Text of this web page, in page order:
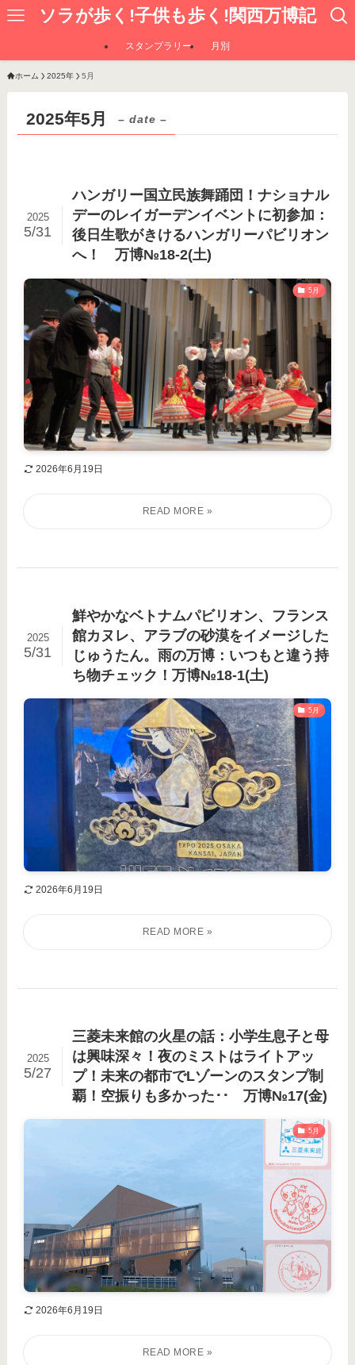
ソラが歩く!子供も歩く!関西万博記
スタンプラリー 月別
ホーム 2025年 5月
2025年5月 – date –
ハンガリー国立民族舞踊団！ナショナル
デーのレイガーデンイベントに初参加：
後日生歌がきけるハンガリーパビリオン
へ！ 万博№18-2(土)
2025
5/31
5月
2026年6月19日
鮮やかなベトナムパビリオン、フランス
館カヌレ、アラブの砂漠をイメージした
じゅうたん。雨の万博：いつもと違う持
ち物チェック！万博№18-1(土)
2025
5/31
5月
2026年6月19日
三菱未来館の火星の話：小学生息子と母
は興味深々！夜のミストはライトアッ
プ！未来の都市でLゾーンのスタンプ制
覇！空振りも多かった･･ 万博№17(金)
2025
5/27
5月
2026年6月19日